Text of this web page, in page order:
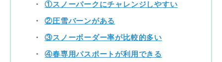
①スノーパークにチャレンジしやすい
②圧雪バーンがある
③スノーボーダー率が比較的多い
④春専用パスポートが利用できる